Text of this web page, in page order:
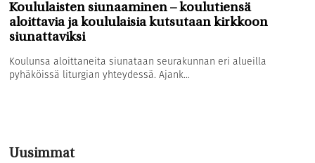
Koululaisten siunaaminen – koulutiensä
aloittavia ja koululaisia kutsutaan kirkkoon
siunattaviksi
Koulunsa aloittaneita siunataan seurakunnan eri alueilla
pyhäköissä liturgian yhteydessä. Ajank...
Uusimmat